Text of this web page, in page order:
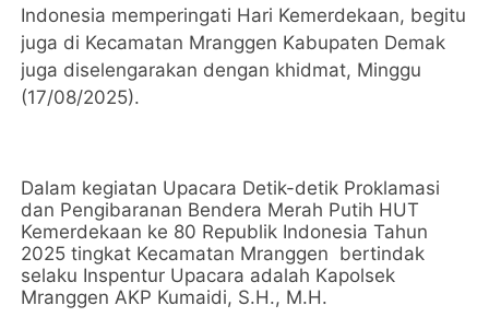
Indonesia memperingati Hari Kemerdekaan, begitu
juga di Kecamatan Mranggen Kabupaten Demak
juga diselengarakan dengan khidmat, Minggu
(17/08/2025).
Dalam kegiatan Upacara Detik-detik Proklamasi
dan Pengibaranan Bendera Merah Putih HUT
Kemerdekaan ke 80 Republik Indonesia Tahun
2025 tingkat Kecamatan Mranggen bertindak
selaku Inspentur Upacara adalah Kapolsek
Mranggen AKP Kumaidi, S.H., M.H.